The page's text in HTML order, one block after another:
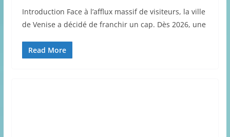
Introduction Face à l’afflux massif de visiteurs, la ville
de Venise a décidé de franchir un cap. Dès 2026, une
Read More